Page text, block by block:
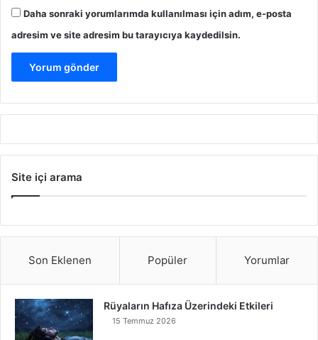
Daha sonraki yorumlarımda kullanılması için adım, e-posta
adresim ve site adresim bu tarayıcıya kaydedilsin.
Site içi arama
Son Eklenen Popüler Yorumlar
Rüyaların Hafıza Üzerindeki Etkileri
15 Temmuz 2026